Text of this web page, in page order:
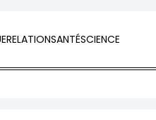
RELATIONSANTÉSCIENCE